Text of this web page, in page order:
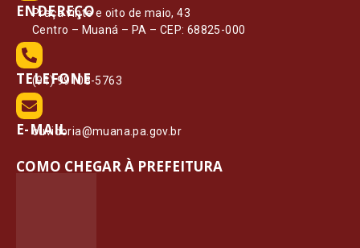
ENDEREÇO
Praça vinte e oito de maio, 43
Centro – Muaná – PA – CEP: 68825-000
TELEFONE
(91) 99108-5763
E-MAIL
ouvidoria@muana.pa.gov.br
COMO CHEGAR À PREFEITURA